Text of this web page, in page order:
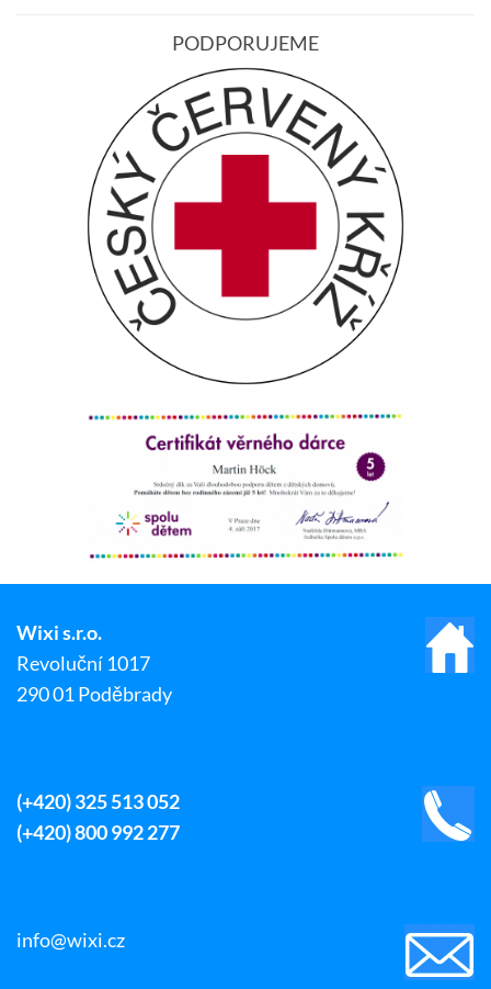
PODPORUJEME
Wixi s.r.o.
Revoluční 1017
290 01 Poděbrady
(+420) 325 513 052
(+420) 800 992 277
info@wixi.cz